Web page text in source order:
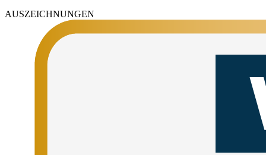
AUSZEICHNUNGEN